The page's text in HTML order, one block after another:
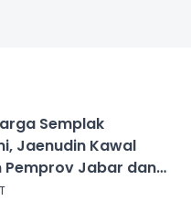
Semplak
Jaenudin Kawal
Pemprov Jabar dan